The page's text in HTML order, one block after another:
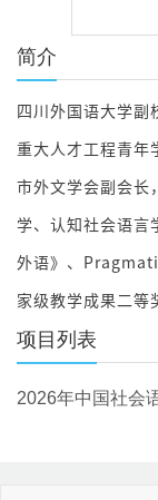
简介
四川外国语大学副
重大人才工程青
市外文学会副会长
学、认知社会语言
外语》、
家级教学成果二等
项目列表
2026年中国社会